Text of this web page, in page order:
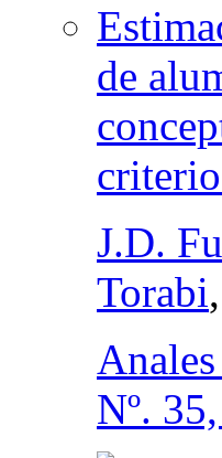
de
J.D.
Torabi,
Nº.